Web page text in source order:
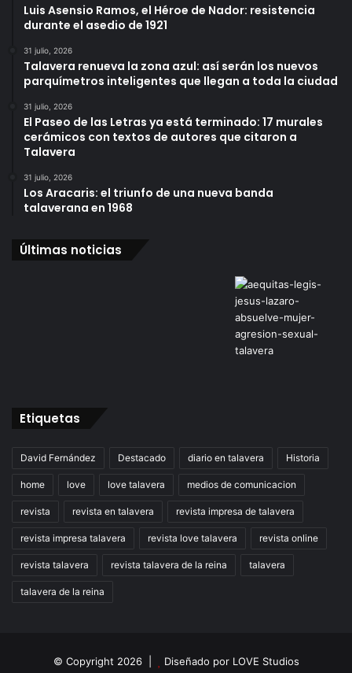
Luis Asensio Ramos, el Héroe de Nador: resistencia
durante el asedio de 1921
31 julio, 2026
Talavera renueva la zona azul: así serán los nuevos
parquímetros inteligentes que llegan a toda la ciudad
31 julio, 2026
El Paseo de las Letras ya está terminado: 17 murales
cerámicos con textos de autores que citaron a
Talavera
31 julio, 2026
Los Aracaris: el triunfo de una nueva banda
talaverana en 1968
Últimas noticias
Etiquetas
David Fernández Destacado diario en talavera Historia
home love love talavera medios de comunicacion
revista revista en talavera revista impresa de talavera
revista impresa talavera revista love talavera revista online
revista talavera revista talavera de la reina talavera
talavera de la reina
© Copyright 2026 | Diseñado por LOVE Studios